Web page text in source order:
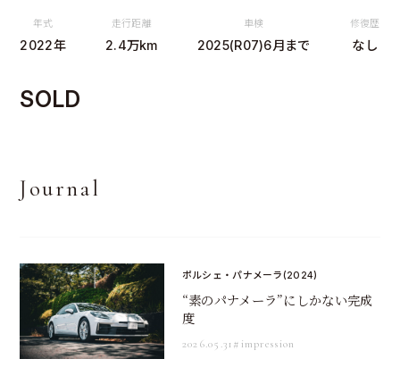
年式
2022年
走行距離
2.4万km
車検
2025(R07)6月まで
修復歴
なし
SOLD
Journal
ポルシェ・パナメーラ(2024)
“素のパナメーラ”にしかない完成
度
2026.05.31 #impression